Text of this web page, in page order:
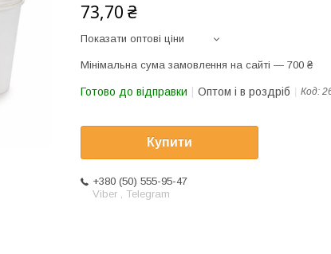
73,70 ₴
Показати оптові ціни
Мінімальна сума замовлення на сайті — 700 ₴
Готово до відправки Оптом і в роздріб Код:
Купити
+380 (50) 555-95-47
Viber , Telegram